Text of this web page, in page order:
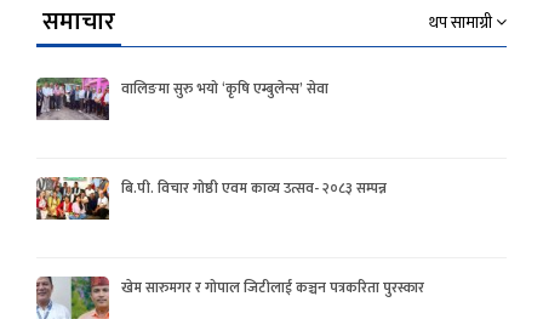
समाचार थप सामाग्री
वालिङमा सुरु भयो ‘कृषि एम्बुलेन्स’ सेवा
बि.पी. विचार गोष्ठी एवम काव्य उत्सव- २०८३ सम्पन्न
खेम सारुमगर र गोपाल जिटीलाई कञ्चन पत्रकरिता पुरस्कार